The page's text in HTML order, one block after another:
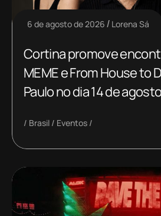
6 de agosto de 2026 Lorena Sá
Cortina promove
MEME e From House to
Paulo no dia 14 de agosto
Brasil Eventos